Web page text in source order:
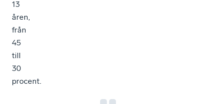
13
åren,
från
45
till
30
procent.